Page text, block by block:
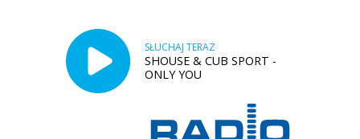
SŁUCHAJ TERAZ
SHOUSE & CUB SPORT -
ONLY YOU